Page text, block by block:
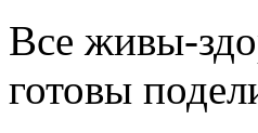
Все живы-
готовы